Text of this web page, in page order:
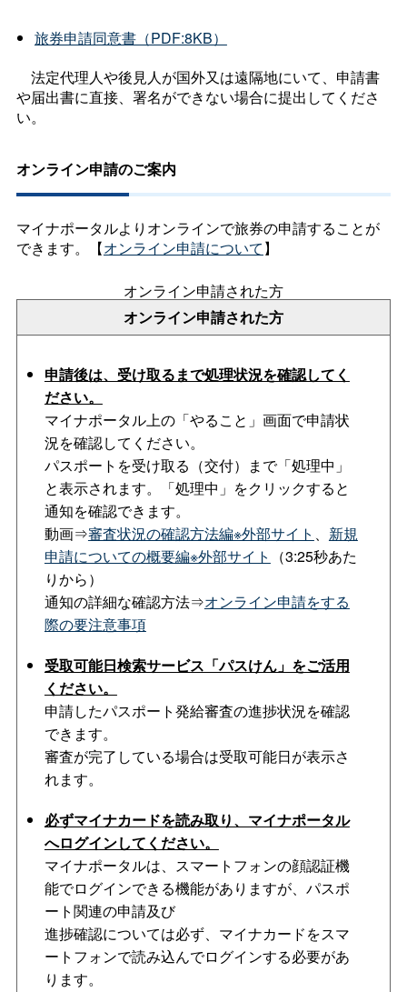
旅券申請同意書（PDF:8KB）
法定代理人や後見人が国外又は遠隔地にいて、申請書
や届出書に直接、署名ができない場合に提出してくださ
い。
オンライン申請のご案内
マイナポータルよりオンラインで旅券の申請することが
できます。【オンライン申請について】
オンライン申請された方
オンライン申請された方
申請後は、受け取るまで処理状況を確認してく
ださい。
マイナポータル上の「やること」画面で申請状
況を確認してください。
パスポートを受け取る（交付）まで「処理中」
と表示されます。「処理中」をクリックすると
通知を確認できます。
動画⇒審査状況の確認方法編※外部サイト 、 新規
申請についての概要編※外部サイト
（3:25秒あた
りから）
通知の詳細な確認方法⇒オンライン申請をする
際の要注意事項
受取可能日検索サービス「パスけん」をご活用
ください。
申請したパスポート発給審査の進捗状況を確認
できます。
審査が完了している場合は受取可能日が表示さ
れます。
必ずマイナカードを読み取り、マイナポータル
へログインしてください。
マイナポータルは、スマートフォンの顔認証機
能でログインできる機能がありますが、パスポ
ート関連の申請及び
進捗確認については必ず、マイナカードをスマ
ートフォンで読み込んでログインする必要があ
ります。